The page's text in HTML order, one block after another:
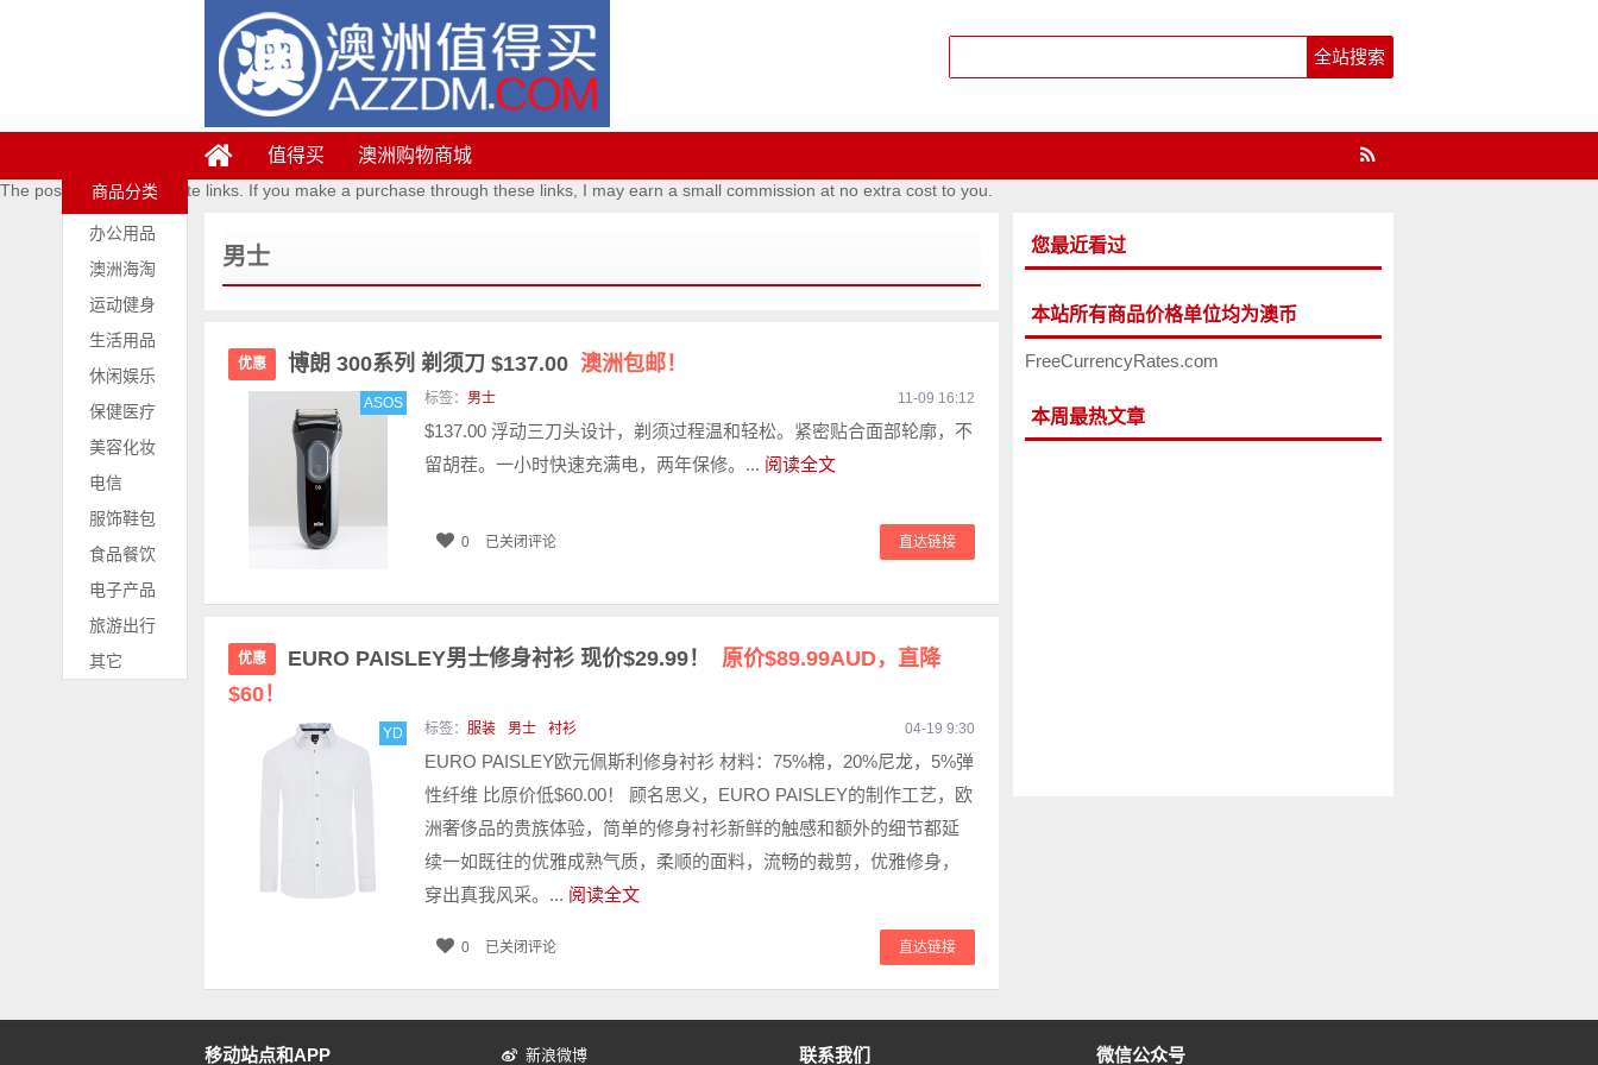
值得买 澳洲购物商城
The posts contains affiliate links. If you make a purchase through these links, I may earn a small commission at no extra cost to you.
商品分类
办公用品
澳洲海淘
运动健身
生活用品
休闲娱乐
保健医疗
美容化妆
电信
服饰鞋包
食品餐饮
电子产品
旅游出行
其它
男士
优惠 博朗 300系列 剃须刀 $137.00 澳洲包邮！
ASOS 标签： 男士 11-09 16:12
$137.00 浮动三刀头设计，剃须过程温和轻松。紧密贴合面部轮廓，不
留胡茬。一小时快速充满电，两年保修。... 阅读全文
直达链接
0 已关闭评论
优惠 EURO PAISLEY男士修身衬衫 现价$29.99！
原价$89.99AUD，直降
$60！
YD 标签： 服装 男士 衬衫 04-19 9:30
EURO PAISLEY欧元佩斯利修身衬衫 材料：75%棉，20%尼龙，5%弹
性纤维 比原价低$60.00！ 顾名思义，EURO PAISLEY的制作工艺，欧
洲奢侈品的贵族体验，简单的修身衬衫新鲜的触感和额外的细节都延
续一如既往的优雅成熟气质，柔顺的面料，流畅的裁剪，优雅修身，
穿出真我风采。... 阅读全文
直达链接
0 已关闭评论
您最近看过
本站所有商品价格单位均为澳币
FreeCurrencyRates.com
本周最热文章
移动站点和APP 新浪微博 联系我们 微信公众号